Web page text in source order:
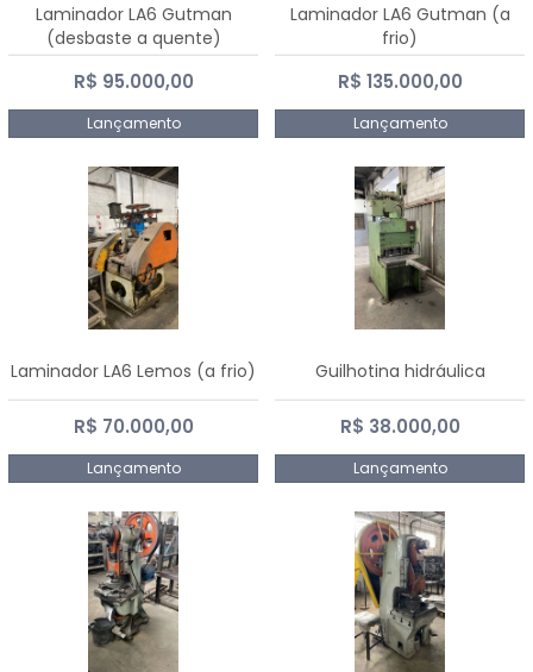
Laminador LA6 Gutman
(desbaste a quente)
R$ 95.000,00
Lançamento
Laminador LA6 Gutman (a
frio)
R$ 135.000,00
Lançamento
Laminador LA6 Lemos (a frio)
R$ 70.000,00
Lançamento
Guilhotina hidráulica
R$ 38.000,00
Lançamento